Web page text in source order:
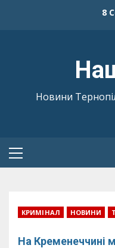
8
Новини
Primary
КРИМІНАЛ НОВИНИ
На Кременеччині